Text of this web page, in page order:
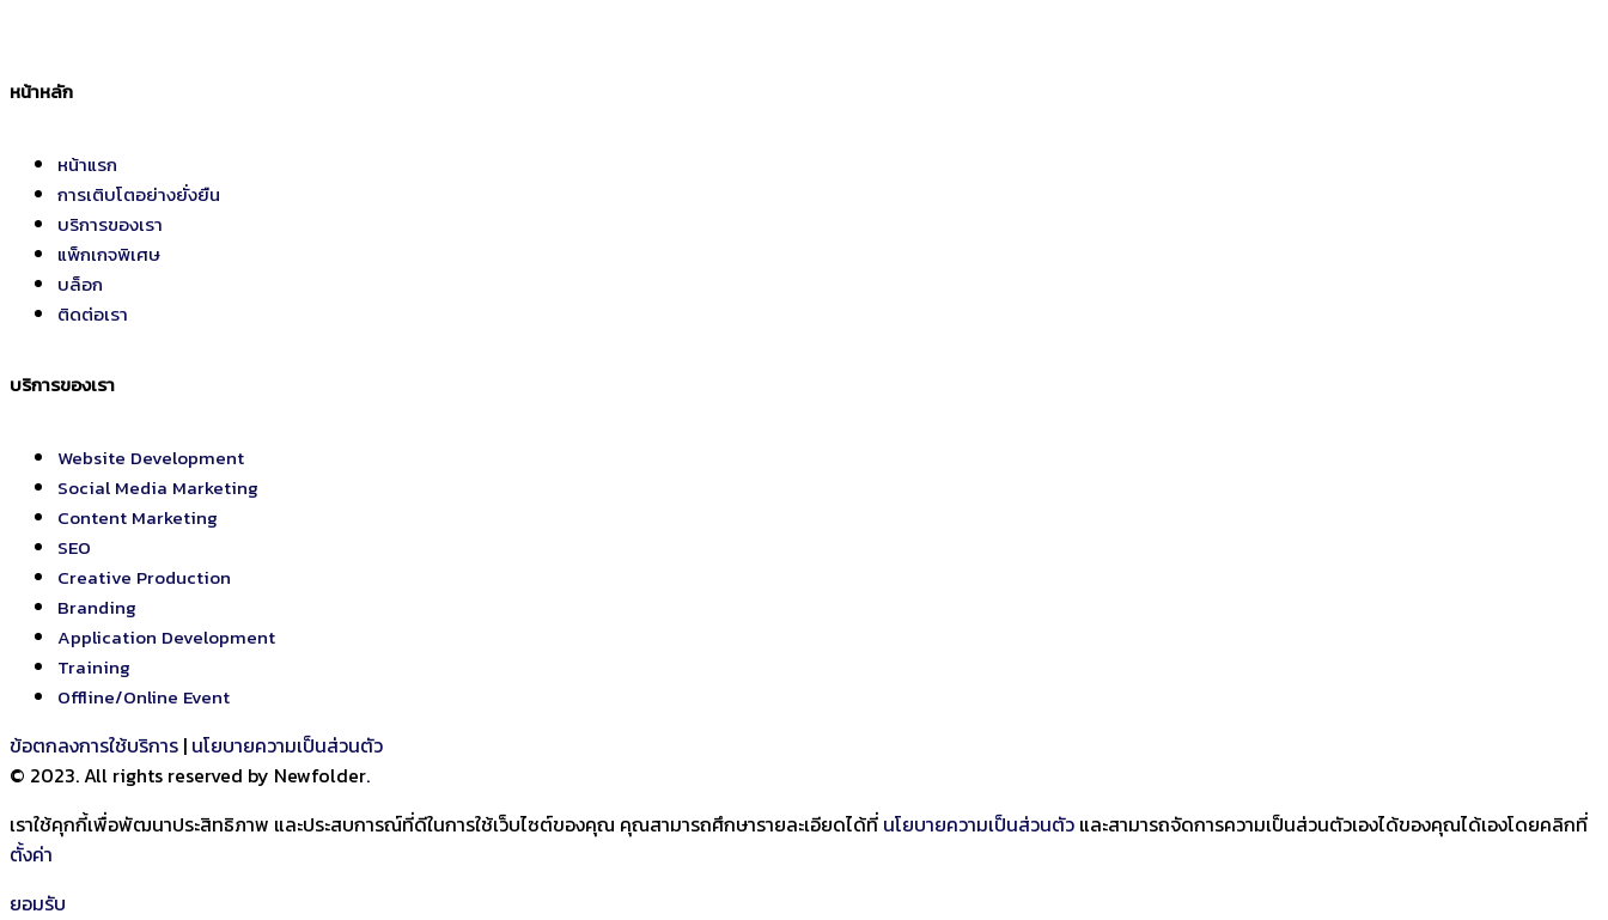
หน้าหลัก
หน้าแรก
การเติบโตอย่างยั่งยืน
บริการของเรา
แพ็กเกจพิเศษ
บล็อก
ติดต่อเรา
บริการของเรา
Website Development
Social Media Marketing
Content Marketing
SEO
Creative Production
Branding
Application Development
Training
Offline/Online Event
ข้อตกลงการใช้บริการ | นโยบายความเป็นส่วนตัว
© 2023. All rights reserved by Newfolder.
เราใช้คุกกี้เพื่อพัฒนาประสิทธิภาพ และประสบการณ์ที่ดีในการใช้เว็บไซต์ของคุณ คุณสามารถศึกษารายละเอียดได้ที่ นโยบายความเป็นส่วนตัว และสามารถจัดการความเป็นส่วนตัวเองได้ของคุณได้เองโดยคลิกที่
ตั้งค่า
ยอมรับ